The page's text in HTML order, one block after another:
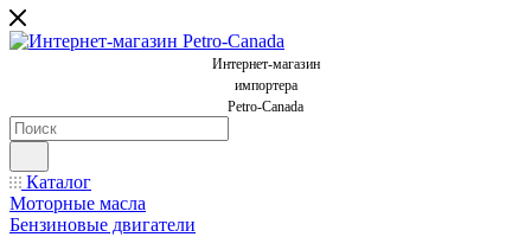
Интернет-магазин
импортера
Petro-Canada
Каталог
Моторные масла
Бензиновые двигатели